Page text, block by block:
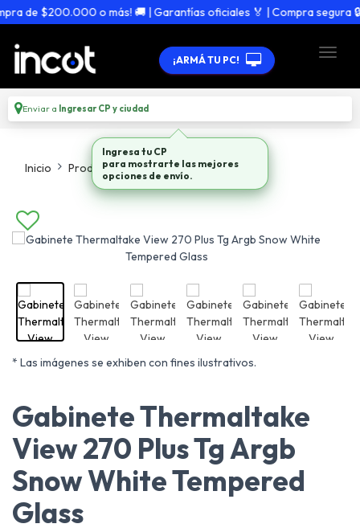
de $200.000 o más! 🚚 | Garantías oficiales 🏅 | Compra segura 🔒
¡ARMÁ TU PC!
Enviar a Ingresar CP y ciudad
Inicio Productos Gabinetes
* Las imágenes se exhiben con fines ilustrativos.
Gabinete Thermaltake
View 270 Plus Tg Argb
Snow White Tempered
Glass
Ingresa tu CP
para mostrarte las mejores
opciones de envío.